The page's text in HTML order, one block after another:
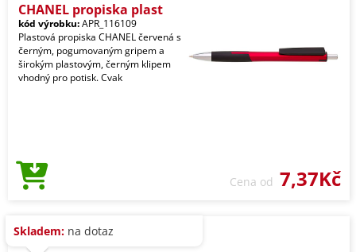
CHANEL propiska plast
kód výrobku:APR_116109
Plastová propiska CHANEL červená s
černým, pogumovaným gripem a
širokým plastovým, černým klipem
vhodný pro potisk. Cvak
Cena od 7,37Kč
Skladem: na dotaz